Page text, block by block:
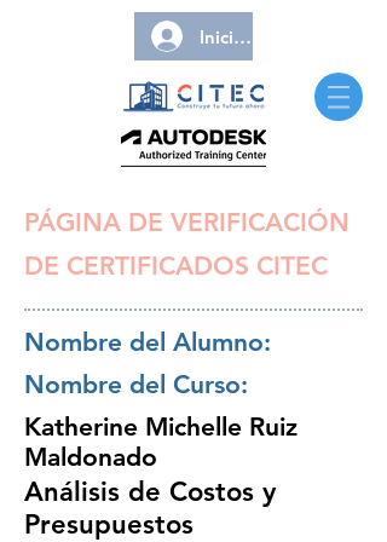
Iniciar sesión
PÁGINA DE VERIFICACIÓN
DE CERTIFICADOS CITEC
Nombre del Alumno:
Nombre del Curso:
Katherine Michelle Ruiz
Maldonado
Análisis de Costos y
Presupuestos